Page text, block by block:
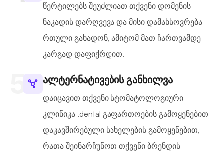
წერტილებს შეუძლიათ თქვენი დომენის
ნაკადის დარღვევა და მისი დამახსოვრება
რთული გახადონ, ამიტომ მათ ჩართვამდე
კარგად დაფიქრდით.
ალტერნატივების განხილვა
დაიცავით თქვენი სტომატოლოგიური
კლინიკა .dental გაფართოების გამოყენებით
დაკავშირებული სახელების გამოყენებით,
რათა შეინარჩუნოთ თქვენი ბრენდის